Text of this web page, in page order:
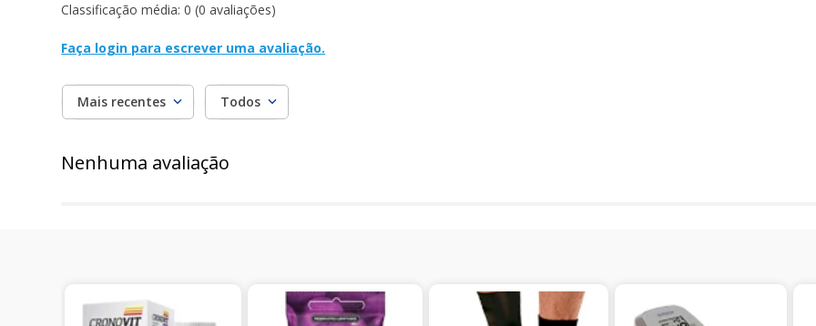
Classificação média: 0 (0 avaliações)
Faça login para escrever uma avaliação.
Mais recentes Todos
Nenhuma avaliação